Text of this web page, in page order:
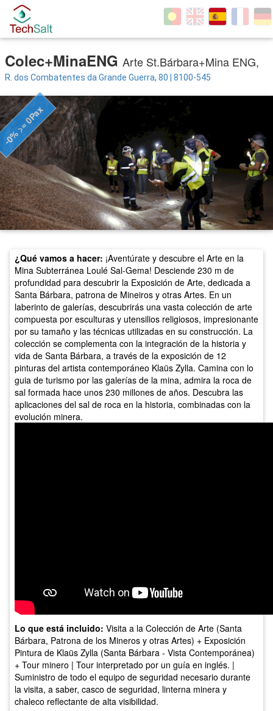
Colec+MinaENG Arte St.Bárbara+Mina ENG,
R. dos Combatentes da Grande Guerra, 80 | 8100-545
-0% >= 0Pax
¿Qué vamos a hacer: ¡Aventúrate y descubre el Arte en la
Mina Subterránea Loulé Sal-Gema! Desciende 230 m de
profundidad para descubrir la Exposición de Arte, dedicada a
Santa Bárbara, patrona de Mineiros y otras Artes. En un
laberinto de galerías, descubrirás una vasta colección de arte
compuesta por esculturas y utensilios religiosos, impresionante
por su tamaño y las técnicas utilizadas en su construcción. La
colección se complementa con la integración de la historia y
vida de Santa Bárbara, a través de la exposición de 12
pinturas del artista contemporáneo Klaüs Zylla. Camina con lo
guia de turismo por las galerías de la mina, admira la roca de
sal formada hace unos 230 millones de años. Descubra las
aplicaciones del sal de roca en la historia, combinadas con la
evolución minera.
Lo que está incluido: Visita a la Colección de Arte (Santa
Bárbara, Patrona de los Mineros y otras Artes) + Exposición
Pintura de Klaüs Zylla (Santa Bárbara - Vista Contemporánea)
+ Tour minero | Tour interpretado por un guía en inglés. |
Suministro de todo el equipo de seguridad necesario durante
la visita, a saber, casco de seguridad, linterna minera y
chaleco reflectante de alta visibilidad.